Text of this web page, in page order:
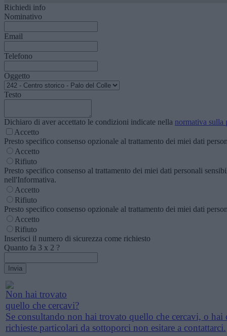
Richiedi info
Nominativo
Email
Telefono
Oggetto
Testo
Dichiaro di aver accettato le condizioni indicate nella normativa sulla
Accetto
Presto specifico consenso opzionale al trattamento dei miei dati
Accetto
Rifiuto
Presto specifico consenso al trattamento dei miei dati personali
nell'Informativa.
Accetto
Rifiuto
Presto specifico consenso opzionale al trattamento dei miei dati
Accetto
Rifiuto
Inserisci il numero di sicurezza come richiesto
Quanto fa 3 x 2 ?
Non hai trovato
quello che cercavi?
Se consultando non hai trovato quello che cercavi, o hai
richieste particolari da sottoporci non esitare a contattarci.